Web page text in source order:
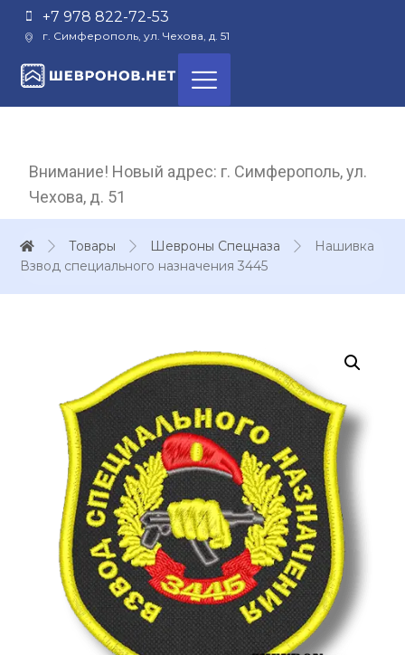
+7 978 822-72-53
г. Симферополь, ул. Чехова, д. 51
Внимание! Новый адрес: г. Симферополь, ул.
Чехова, д. 51
Товары Шевроны Спецназа
Нашивка
Взвод специального назначения 3445